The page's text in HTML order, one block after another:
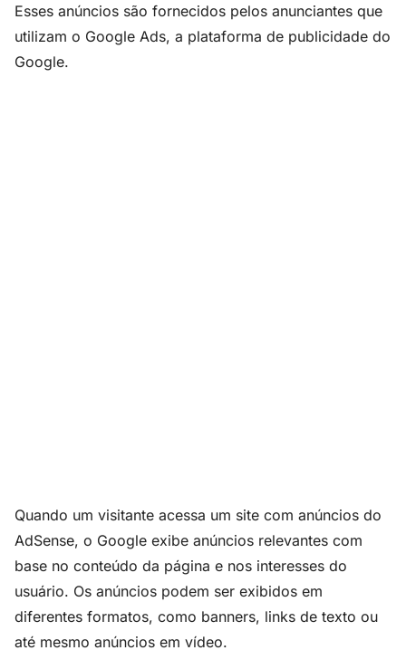
Esses anúncios são fornecidos pelos anunciantes que
utilizam o Google Ads, a plataforma de publicidade do
Google.
Quando um visitante acessa um site com anúncios do
AdSense, o Google exibe anúncios relevantes com
base no conteúdo da página e nos interesses do
usuário. Os anúncios podem ser exibidos em
diferentes formatos, como banners, links de texto ou
até mesmo anúncios em vídeo.